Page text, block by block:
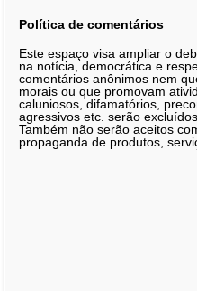
Política de comentários
Este espaço visa ampliar o
na notícia, democrática e
comentários anônimos nem
morais ou que promovam
caluniosos, difamatórios,
agressivos etc. serão
Também não serão aceitos
propaganda de produtos,